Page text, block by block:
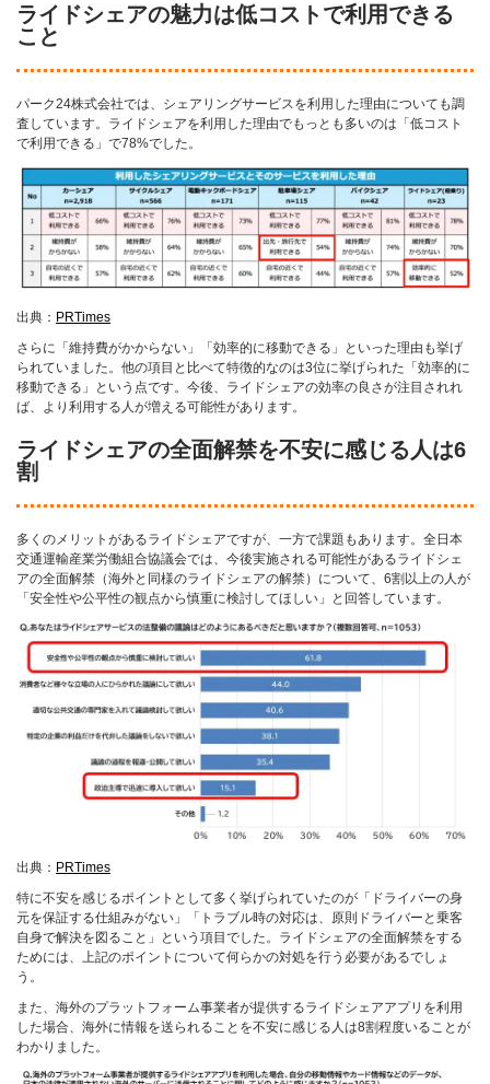
ライドシェアの魅力は低コストで利用できる
こと
パーク24株式会社では、シェアリングサービスを利用した理由についても調
査しています。ライドシェアを利用した理由でもっとも多いのは「低コスト
で利用できる」で78%でした。
出典： PRTimes
さらに「維持費がかからない」「効率的に移動できる」といった理由も挙げ
られていました。他の項目と比べて特徴的なのは3位に挙げられた「効率的に
移動できる」という点です。今後、ライドシェアの効率の良さが注目されれ
ば、より利用する人が増える可能性があります。
ライドシェアの全面解禁を不安に感じる人は6
割
多くのメリットがあるライドシェアですが、一方で課題もあります。全日本
交通運輸産業労働組合協議会では、今後実施される可能性があるライドシェ
アの全面解禁（海外と同様のライドシェアの解禁）について、6割以上の人が
「安全性や公平性の観点から慎重に検討してほしい」と回答しています。
出典： PRTimes
特に不安を感じるポイントとして多く挙げられていたのが「ドライバーの身
元を保証する仕組みがない」「トラブル時の対応は、原則ドライバーと乗客
自身で解決を図ること」という項目でした。ライドシェアの全面解禁をする
ためには、上記のポイントについて何らかの対処を行う必要があるでしょ
う。
また、海外のプラットフォーム事業者が提供するライドシェアアプリを利用
した場合、海外に情報を送られることを不安に感じる人は8割程度いることが
わかりました。